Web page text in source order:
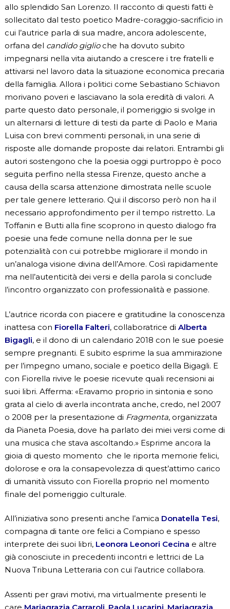
allo splendido San Lorenzo. Il racconto di questi fatti è
sollecitato dal testo poetico Madre-coraggio-sacrificio in
cui l’autrice parla di sua madre, ancora adolescente,
orfana del candido giglioche ha dovuto subito
impegnarsi nella vita aiutando a crescere i tre fratelli e
attivarsi nel lavoro data la situazione economica precaria
della famiglia. Allora i politici come Sebastiano Schiavon
morivano poveri e lasciavano la sola eredità di valori. A
parte questo dato personale, il pomeriggio si svolge in
un alternarsi di letture di testi da parte di Paolo e Maria
Luisa con brevi commenti personali, in una serie di
risposte alle domande proposte dai relatori. Entrambi gli
autori sostengono che la poesia oggi purtroppo è poco
seguita perfino nella stessa Firenze, questo anche a
causa della scarsa attenzione dimostrata nelle scuole
per tale genere letterario. Qui il discorso però non ha il
necessario approfondimento per il tempo ristretto. La
Toffanin e Butti alla fine scoprono in questo dialogo fra
poesie una fede comune nella donna per le sue
potenzialità con cui potrebbe migliorare il mondo in
un’analoga visione divina dell’Amore. Così rapidamente
ma nell’autenticità dei versi e della parola si conclude
l’incontro organizzato con professionalità e passione.
L’autrice ricorda con piacere e gratitudine la conoscenza
inattesa con Fiorella Falteri, collaboratrice di Alberta
Bigagli, e il dono di un calendario 2018 con le sue poesie
sempre pregnanti. E subito esprime la sua ammirazione
per l’impegno umano, sociale e poetico della Bigagli. E
con Fiorella rivive le poesie ricevute quali recensioni ai
suoi libri. Afferma: «Eravamo proprio in sintonia e sono
grata al cielo di averla incontrata anche, credo, nel 2007
o 2008 per la presentazione di Fragmenta, organizzata
da Pianeta Poesia, dove ha parlato dei miei versi come di
una musica che stava ascoltando.» Esprime ancora la
gioia di questo momento che le riporta memorie felici,
dolorose e ora la consapevolezza di quest’attimo carico
di umanità vissuto con Fiorella proprio nel momento
finale del pomeriggio culturale.
All’iniziativa sono presenti anche l’amica Donatella Tesi,
compagna di tante ore felici a Compiano e spesso
interprete dei suoi libri, Leonora Leonori Cecina e altre
già conosciute in precedenti incontri e lettrici de La
Nuova Tribuna Letteraria con cui l’autrice collabora.
Assenti per gravi motivi, ma virtualmente presenti le